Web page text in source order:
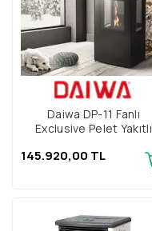
Daiwa DP-11 Fanlı
Exclusive Pelet Yakıtlı
145.920,00 TL